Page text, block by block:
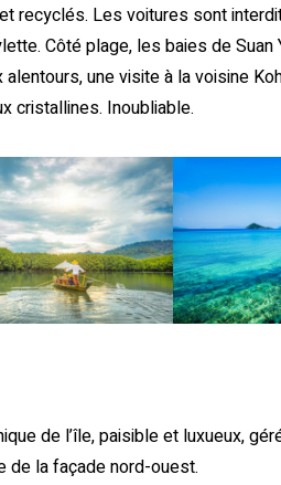
recyclés. Les voitures sont
Côté plage, les baies de Suan
une visite à la voisine
cristallines. Inoubliable.
de l’île, paisible et luxueux,
de la façade nord-ouest.